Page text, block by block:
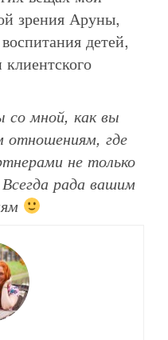
зрения Аруны,
детей,
со мной, как вы
отношениям, где
не только
рада вашим